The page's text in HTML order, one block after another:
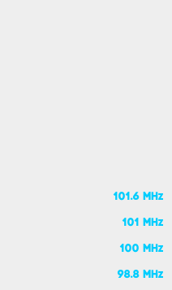
101.6 MHz
101 MHz
100 MHz
98.8 MHz